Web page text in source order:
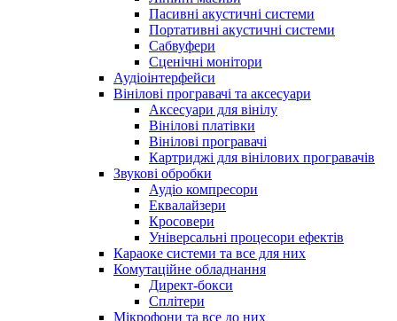
Пасивні акустичні системи
Портативні акустичні системи
Сабвуфери
Сценічні монітори
Аудіоінтерфейси
Вінілові програвачі та аксесуари
Аксесуари для вінілу
Вінілові платівки
Вінілові програвачі
Картриджі для вінілових програвачів
Звукові обробки
Аудіо компресори
Еквалайзери
Кросовери
Універсальні процесори ефектів
Караоке системи та все для них
Комутаційне обладнання
Директ-бокси
Сплітери
Мікрофони та все до них